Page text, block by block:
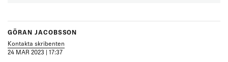
rekordmycket. I avtalsrörelsen 2007 slutade
avtalsuppgörelsen på 87 procent av fackens krav
GÖRAN JACOBSSON
Kontakta skribenten
24 MAR 2023 | 17:37